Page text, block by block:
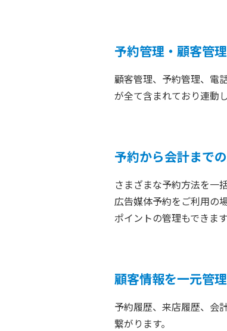
予約管理・顧客管
顧客管理、予約管理、電
が全て含まれており連動
予約から会計まで
さまざまな予約方法を一
広告媒体予約をご利用の
ポイントの管理もできます
顧客情報を一元管理
予約履歴、来店履歴、会
繋がります。